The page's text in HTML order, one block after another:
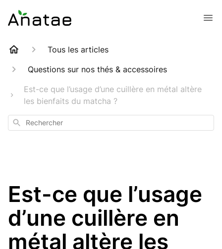
Tous les articles
Questions sur nos thés & accessoires
Est-ce que l’usage d’une cuillère en métal altère
les bienfaits du matcha ?
Rechercher
Est-ce que l’usage
d’une cuillère en
métal altère les